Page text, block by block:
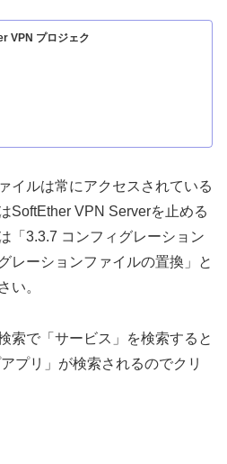
VPN プロジェク
イルは常にアクセスされている
SoftEther VPN Serverを止める
「3.3.7 コンフィグレーション
レーションファイルの置換」と
い。
索で「サービス」を検索すると
プリ」が検索されるのでクリ